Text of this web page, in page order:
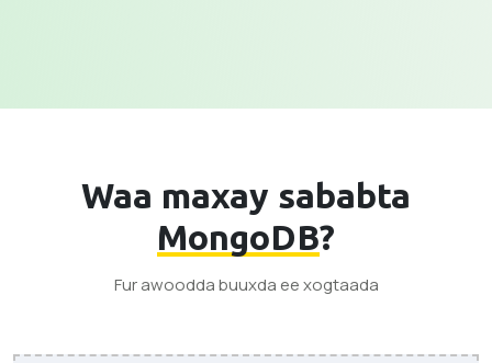
Waa maxay sababta
MongoDB?
Fur awoodda buuxda ee xogtaada